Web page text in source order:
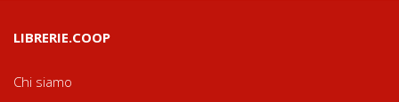
LIBRERIE.COOP
Chi siamo